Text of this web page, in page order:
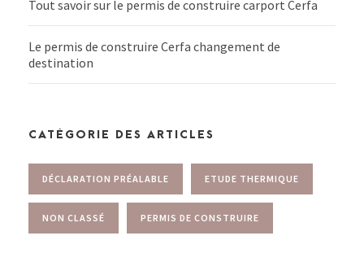
Tout savoir sur le permis de construire carport Cerfa
Le permis de construire Cerfa changement de
destination
CATÉGORIE DES ARTICLES
DÉCLARATION PRÉALABLE ETUDE THERMIQUE
NON CLASSÉ PERMIS DE CONSTRUIRE